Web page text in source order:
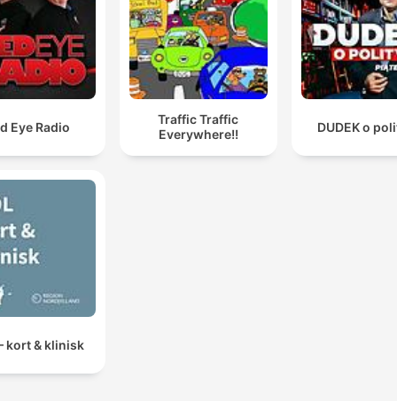
Eye Radio
Traffic Traffic
Everywhere!!
DUDEK o
kort & klinisk